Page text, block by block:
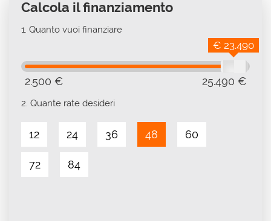
Calcola il finanziamento
1. Quanto vuoi finanziare
2.500 € 25.490 €
€ 23.490
2. Quante rate desideri
12 24 36 48 60
72 84